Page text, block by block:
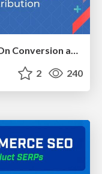
Measuring Dark Social's Impact On Conversion and Attribution
2 240